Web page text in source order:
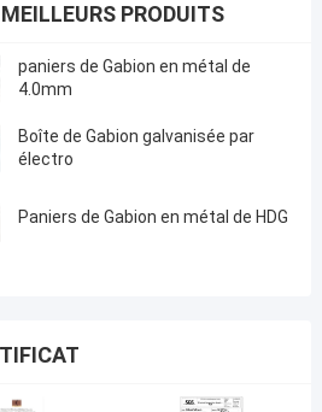
PRODUITS
paniers de Gabion en métal de
4.0mm
Boîte de Gabion galvanisée par
électro
Paniers de Gabion en métal de HDG